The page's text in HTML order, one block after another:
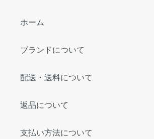
ホーム
ブランドについて
配送・送料について
返品について
支払い方法について